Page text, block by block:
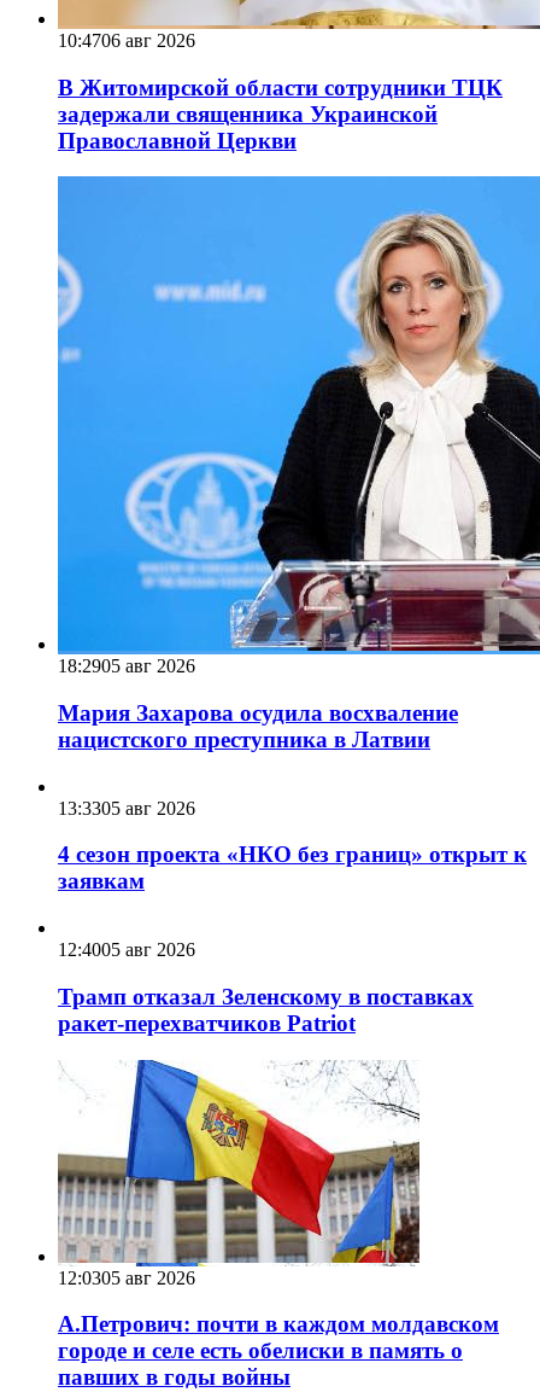
10:4706 авг 2026
В Житомирской области сотрудники ТЦК
задержали священника Украинской
Православной Церкви
18:2905 авг 2026
Мария Захарова осудила восхваление
нацистского преступника в Латвии
13:3305 авг 2026
4 сезон проекта «НКО без границ» открыт к
заявкам
12:4005 авг 2026
Трамп отказал Зеленскому в поставках
ракет-перехватчиков Patriot
12:0305 авг 2026
А.Петрович: почти в каждом молдавском
городе и селе есть обелиски в память о
павших в годы войны